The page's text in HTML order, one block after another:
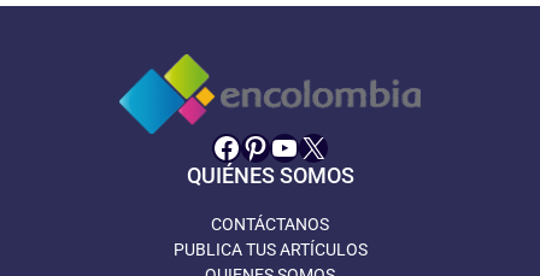
Facebook
Pinterest
YouTube
X
QUIÉNES SOMOS
CONTÁCTANOS
PUBLICA TUS ARTÍCULOS